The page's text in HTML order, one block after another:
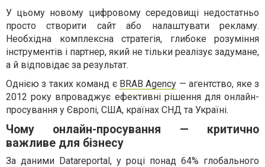
У цьому новому цифровому середовищі недостатньо
просто створити сайт або налаштувати рекламу.
Необхідна комплексна стратегія, глибоке розуміння
інструментів і партнер, який не тільки реалізує задумане,
а й відповідає за результат.
Однією з таких команд є BRAB Agency — агентство, яке з
2012 року впроваджує ефективні рішення для онлайн-
просування у Європі, США, країнах СНД та Україні.
Чому онлайн-просування — критично
важливе для бізнесу
За даними Datareportal, у році понад 64% глобального